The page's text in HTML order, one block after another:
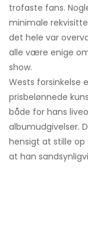
trofaste fans.
minimale
det hele var
alle være enige
show.
Wests forsinkelse
prisbelønnede
både for hans
albumudgivelser.
hensigt at stille
at han